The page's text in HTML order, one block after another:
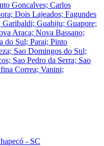
Goncalves; Carlos
Dois Lajeados; Fagundes
Garibaldi; Guabiju; Guapore;
Araca; Nova Bassano;
do Sul; Parai; Pinto
Sao Domingos do Sul;
Sao Pedro da Serra; Sao
Correa; Vanini;
- SC